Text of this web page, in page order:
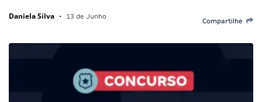
Daniela Silva • 13 de Junho
Compartilhe